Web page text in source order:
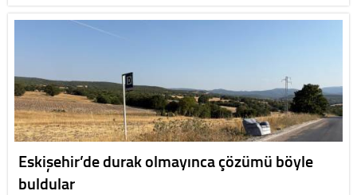
Eskişehir’de durak olmayınca çözümü böyle
buldular